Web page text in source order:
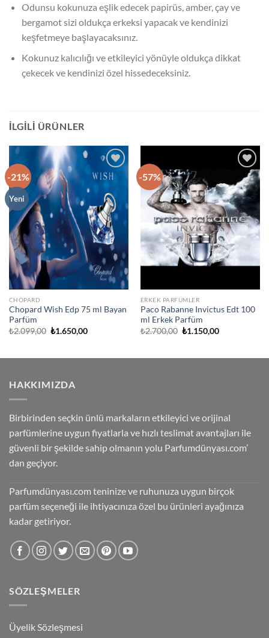
Odunsu kokunuza eşlik edecek papirüs, amber, çay ve
bergamot sizi oldukça erkeksi yapacak ve kendinizi
keşfetmeye başlayacaksınız.
Kokunuz kalıcılığı ve etkileyici yönüyle oldukça dikkat
çekecek ve kendinizi özel hissedeceksiniz.
İLGILI ÜRÜNLER
-21%
Yeni
İstek
Ekle
CHOPARD
Chopard Wish Edp 75 ml Bayan
Parfüm
₺2.099,00 Orijinal
₺1.650,00Şu
-57%
İstek
Listeme
Ekle
ERKEK PARFÜMLER
Paco Rabanne Invictus Edt 100
ml Erkek Parfüm
₺2.700,00 Orijinal
₺1.150,00Şu
HAKKIMIZDA
Birbirinden seçkin ünlü markaların etkileyici ve orijinal
parfümlerine uygun fiyatlarla ve hızlı teslimat avantajları ile
güvenli bir şekilde sahip olmanın yolu Parfumdünyası.com’
dan geçiyor.
Parfumdünyası.com teninize ve ruhunuza uygun birçok
parfüm seçeneği ile ihtiyacınıza özel bu ürünleri ayağınıza
kadar getiriyor.
SÖZLEŞMELER
Üyelik Sözleşmesi